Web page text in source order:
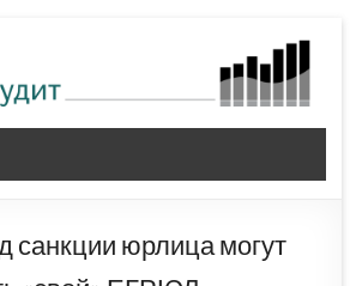
санкции юрлица могут